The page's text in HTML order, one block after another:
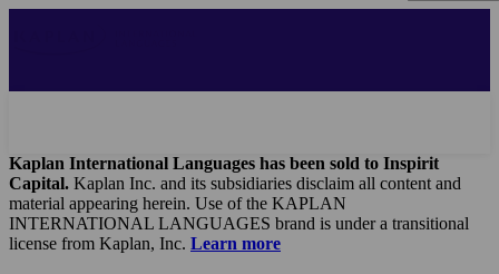
Kaplan International Languages has been sold to Inspirit
Capital. Kaplan Inc. and its subsidiaries disclaim all content and
material appearing herein. Use of the KAPLAN
INTERNATIONAL LANGUAGES brand is under a transitional
license from Kaplan, Inc. Learn more